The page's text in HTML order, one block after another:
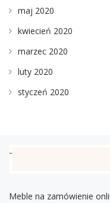
maj 2020
kwiecień 2020
marzec 2020
luty 2020
styczeń 2020
Meble na zamówienie